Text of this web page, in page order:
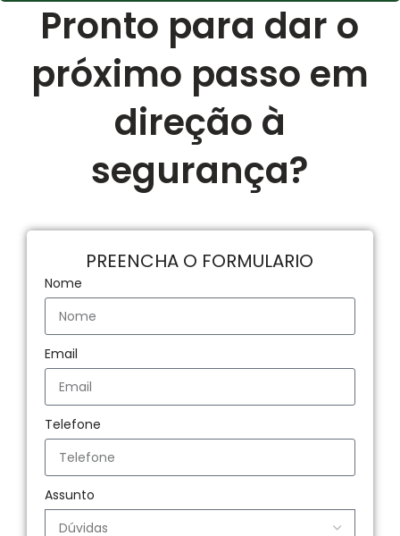
Pronto para dar o
próximo passo em
direção à
segurança?
PREENCHA O FORMULARIO
Nome
Email
Telefone
Assunto